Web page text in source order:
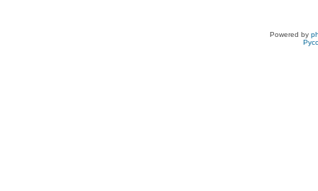
Powered by